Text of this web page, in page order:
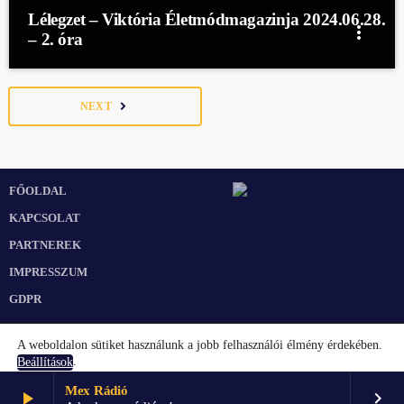
play_arrow
Mex Rádió
keyboard_arrow_right
Lélegzet – Viktória Életmódmagazinja 2024.06.28.
– 2. óra
more_vert
NEXT navigate_next
FŐOLDAL
KAPCSOLAT
PARTNEREK
IMPRESSZUM
GDPR
A weboldalon sütiket használunk a jobb felhasználói élmény érdekében.
Beállítások.
Elfogadom Beállítások